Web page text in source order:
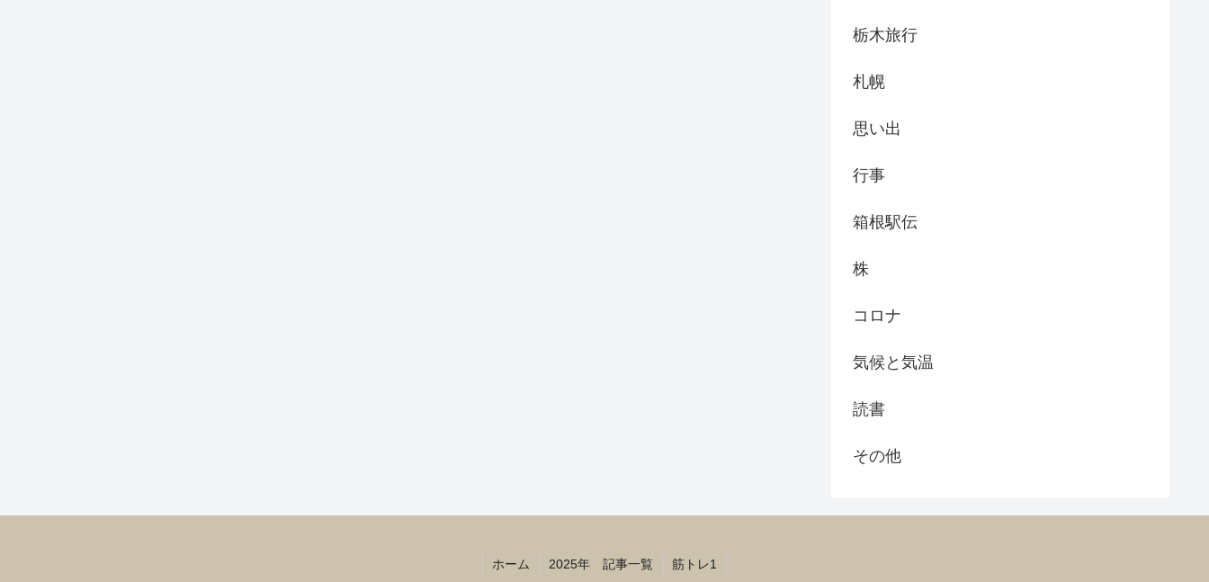
栃木旅行
札幌
思い出
行事
箱根駅伝
株
コロナ
気候と気温
読書
その他
ホーム 2025年 記事一覧 筋トレ1